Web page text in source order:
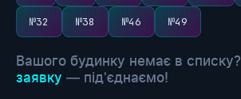
№32 №38 №46 №49
Вашого будинку немає в списку?
заявку — під'єднаємо!